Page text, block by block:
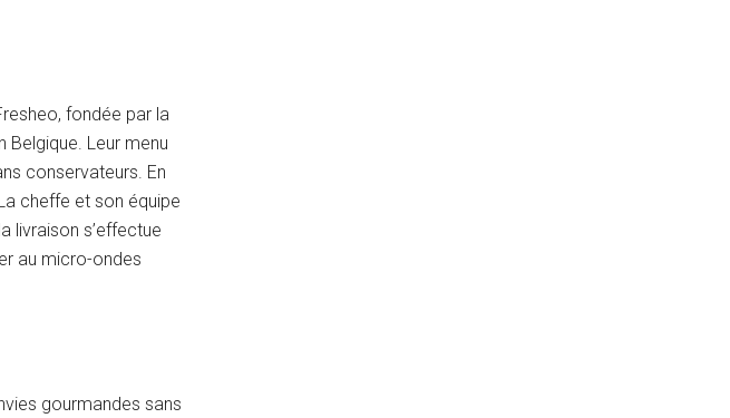
fondée par la
Belgique. Leur menu
conservateurs. En
cheffe et son équipe
livraison s’effectue
au micro-ondes
gourmandes sans